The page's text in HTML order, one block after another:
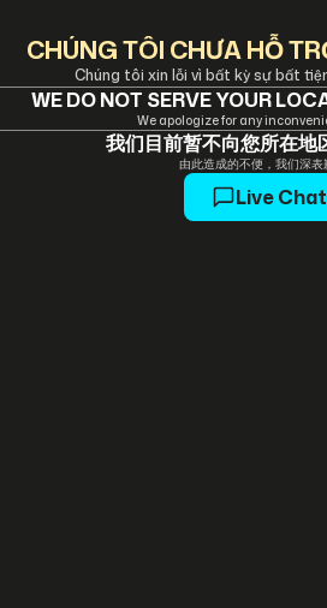
CHÚNG TÔI CHƯA HỖ
Chúng tôi xin lỗi vì bất kỳ sự bất
WE DO NOT SERVE YOUR
We apologize for any
我们目前暂不向您所在地
由此造成的不便，我们深表
Live Chat